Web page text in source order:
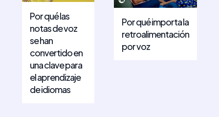
Por qué las
notas de voz
se han
convertido en
una clave para
el aprendizaje
de idiomas
Por qué importa la
retroalimentación
por voz